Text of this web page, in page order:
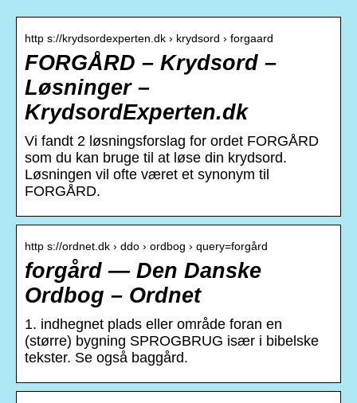
http s://krydsordexperten.dk › krydsord › forgaard
FORGÅRD – Krydsord –
Løsninger –
KrydsordExperten.dk
Vi fandt 2 løsningsforslag for ordet FORGÅRD
som du kan bruge til at løse din krydsord.
Løsningen vil ofte været et synonym til
FORGÅRD.
http s://ordnet.dk › ddo › ordbog › query=forgård
forgård — Den Danske
Ordbog – Ordnet
1. indhegnet plads eller område foran en
(større) bygning SPROGBRUG især i bibelske
tekster. Se også baggård.